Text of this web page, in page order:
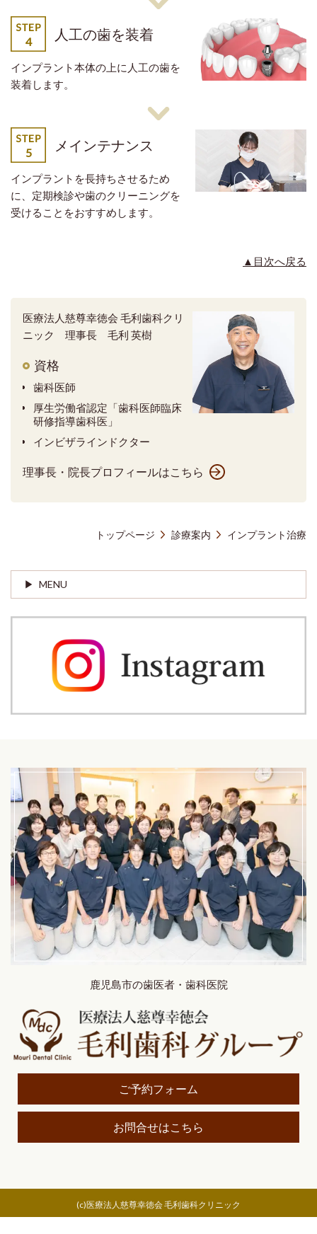
人工の歯を装着
インプラント本体の上に人工の歯を
装着します。
メインテナンス
インプラントを長持ちさせるため
に、定期検診や歯のクリーニングを
受けることをおすすめします。
▲目次へ戻る
医療法人慈尊幸徳会 毛利歯科クリ
ニック 理事長 毛利 英樹
資格
歯科医師
厚生労働省認定「歯科医師臨床
研修指導歯科医」
インビザラインドクター
理事長・院長プロフィールはこちら
トップページ 診療案内 インプラント治療
MENU
鹿児島市の歯医者・歯科医院
ご予約フォーム
お問合せはこちら
(c)医療法人慈尊幸徳会 毛利歯科クリニック